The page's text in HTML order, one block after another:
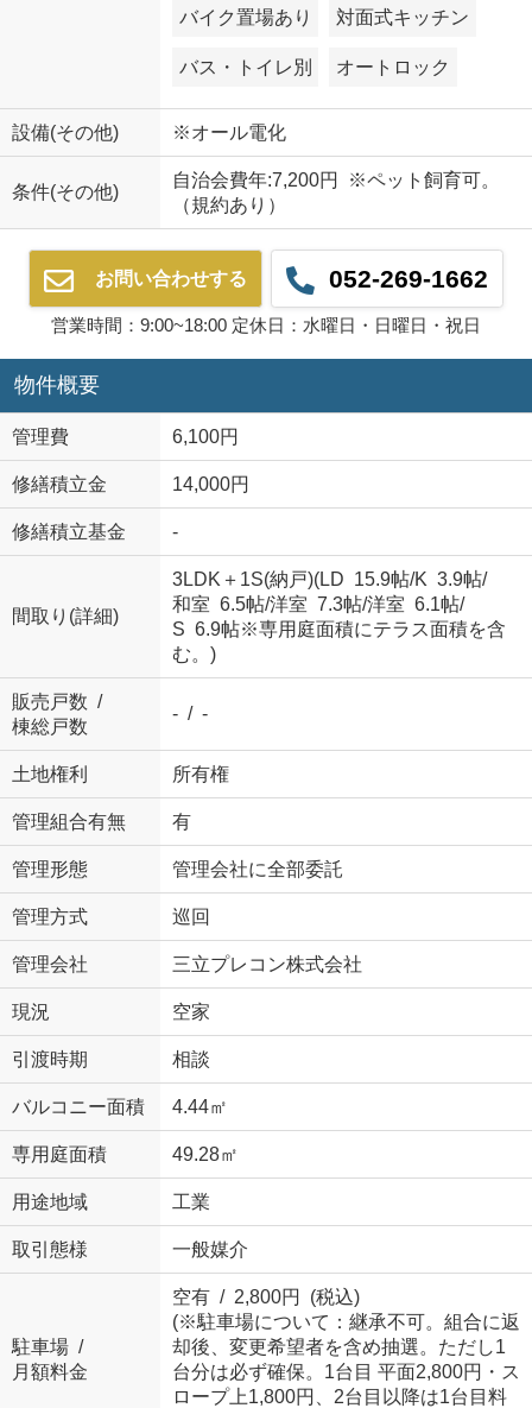
バイク置場あり 対面式キッチン
バス・トイレ別 オートロック
設備(その他) ※オール電化
条件(その他)
自治会費年:7,200円 ※ペット飼育可。
（規約あり）
お問い合わせする 052-269-1662
営業時間：9:00~18:00 定休日：水曜日・日曜日・祝日
物件概要
管理費 6,100円
修繕積立金 14,000円
修繕積立基金 -
間取り(詳細)
3LDK＋1S(納戸)(LD 15.9帖/K 3.9帖/
和室 6.5帖/洋室 7.3帖/洋室 6.1帖/
S 6.9帖※専用庭面積にテラス面積を含
む。)
販売戸数 /
棟総戸数
- / -
土地権利 所有権
管理組合有無 有
管理形態 管理会社に全部委託
管理方式 巡回
管理会社 三立プレコン株式会社
現況 空家
引渡時期 相談
バルコニー面積 4.44㎡
専用庭面積 49.28㎡
用途地域 工業
取引態様 一般媒介
駐車場 /
月額料金
空有 / 2,800円 (税込)
(※駐車場について：継承不可。組合に返
却後、変更希望者を含め抽選。ただし1
台分は必ず確保。1台目 平面2,800円・ス
ロープ上1,800円、2台目以降は1台目料